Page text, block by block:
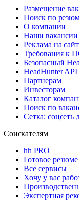
Размещение
Поиск по
О компании
Наши вакансии
Реклама на
Требования к
Безопасный
HeadHunter API
Партнерам
Инвесторам
Каталог
Поиск по
Сетка: соцсеть
Соискателям
hh PRO
Готовое резюме
Все сервисы
Хочу у вас
Экспертная